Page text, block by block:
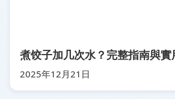
煮饺子加几次水？完整指南與
2025年12月21日